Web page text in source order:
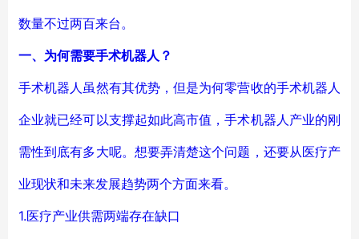
数量不过两百来台。
一、 为何需要手术机器人？
手术机器人虽然有其优势，但是为何零营收的手术机器人
企业就已经可以支撑起如此高市值，手术机器人产业的刚
需性到底有多大呢。想要弄清楚这个问题，还要从医疗产
业现状和未来发展趋势两个方面来看。
1.医疗产业供需两端存在缺口